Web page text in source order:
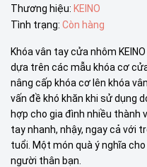
Thương hiệu: KEINO
Tình trạng: Còn hàng
Khóa vân tay cửa nhôm
dựa trên các mẫu khóa cơ
nâng cấp khóa cơ lên khóa
vấn đề khó khăn khi sử dụng
hợp cho gia đình nhiều thành
tay nhanh, nhậy, ngay cả với
tuổi. Một món quà ý nghĩa
người thân bạn.